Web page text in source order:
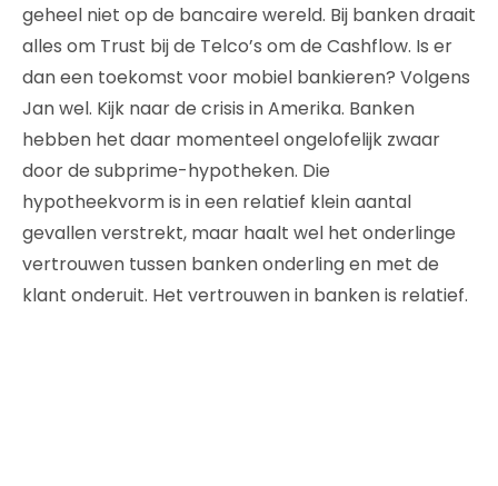
geheel niet op de bancaire wereld. Bij banken draait
alles om Trust bij de Telco’s om de Cashflow. Is er
dan een toekomst voor mobiel bankieren? Volgens
Jan wel. Kijk naar de crisis in Amerika. Banken
hebben het daar momenteel ongelofelijk zwaar
door de subprime-hypotheken. Die
hypotheekvorm is in een relatief klein aantal
gevallen verstrekt, maar haalt wel het onderlinge
vertrouwen tussen banken onderling en met de
klant onderuit. Het vertrouwen in banken is relatief.